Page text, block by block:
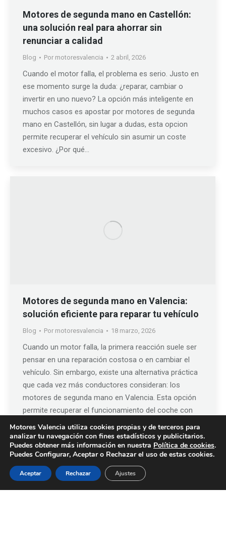
Motores de segunda mano en Castellón:
una solución real para ahorrar sin
renunciar a calidad
Blog Por motoresvalencia 2 abril, 2026
Cuando el motor falla, el problema es serio. Justo en
ese momento surge la duda: ¿reparar, cambiar o
invertir en uno nuevo? La opción más inteligente en
muchos casos es apostar por motores de segunda
mano en Castellón, sin lugar a dudas, esta opcion
permite recuperar el vehículo sin asumir un coste
excesivo. ¿Por qué…
Motores de segunda mano en Valencia:
solución eficiente para reparar tu vehículo
Blog Por motoresvalencia 18 marzo, 2026
Cuando un motor falla, la primera reacción suele ser
pensar en una reparación costosa o en cambiar el
vehículo. Sin embargo, existe una alternativa práctica
que cada vez más conductores consideran: los
motores de segunda mano en Valencia. Esta opción
permite recuperar el funcionamiento del coche con
una inversión mucho más controlada. ¿Qué tener en…
1 2 3 4 5 …
Motores Valencia utiliza cookies propias y de terceros para
analizar tu navegación con fines estadísticos y publicitarios.
Puedes obtener más información en nuestra Política de cookies.
Puedes Configurar, Aceptar o Rechazar el uso de estas cookies.
Aceptar Rechazar Ajustes